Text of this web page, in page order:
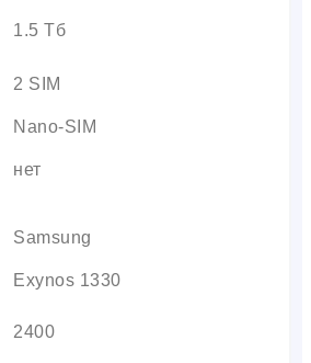
1.5 Тб
2 SIM
Nano-SIM
нет
Samsung
Exynos 1330
2400